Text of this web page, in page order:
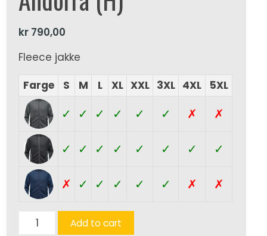
kr 790,00
Fleece jakke
Farge
S M L XL XXL 3XL 4XL 5XL
✓ ✓ ✓ ✓ ✓ ✓ ✗ ✗
✓ ✓ ✓ ✓ ✓ ✓ ✓ ✓
✗ ✓ ✓ ✓ ✓ ✓ ✗ ✗
Andorra
Add to cart